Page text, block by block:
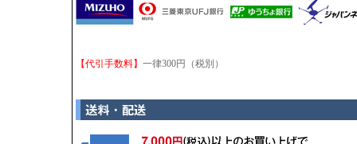
【代引手数料】 一律300円（税別）